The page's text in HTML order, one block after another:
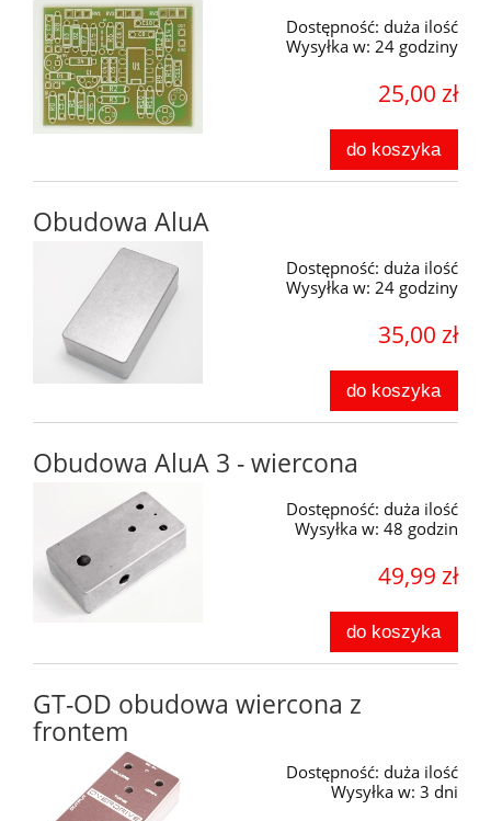
Dostępność: duża ilość
Wysyłka w: 24 godziny
25,00 zł
do koszyka
Obudowa AluA
Dostępność: duża ilość
Wysyłka w: 24 godziny
35,00 zł
do koszyka
Obudowa AluA 3 - wiercona
Dostępność: duża ilość
Wysyłka w: 48 godzin
49,99 zł
do koszyka
GT-OD obudowa wiercona z
frontem
Dostępność: duża ilość
Wysyłka w: 3 dni